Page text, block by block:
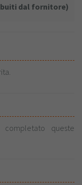
dal fornitore)
queste